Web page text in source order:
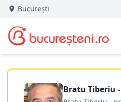
București
Bratu Tiberiu